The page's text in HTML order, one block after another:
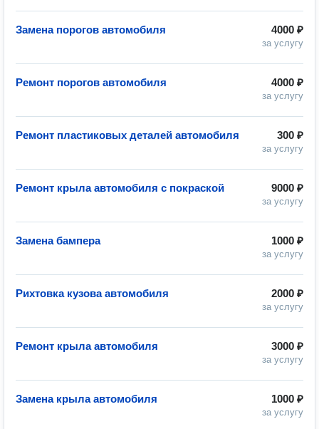
4000 ₽
за услугу
Замена порогов автомобиля
4000 ₽
за услугу
Ремонт порогов автомобиля
300 ₽
за услугу
Ремонт пластиковых деталей автомобиля
9000 ₽
за услугу
Ремонт крыла автомобиля с покраской
1000 ₽
за услугу
Замена бампера
2000 ₽
за услугу
Рихтовка кузова автомобиля
3000 ₽
за услугу
Ремонт крыла автомобиля
1000 ₽
за услугу
Замена крыла автомобиля